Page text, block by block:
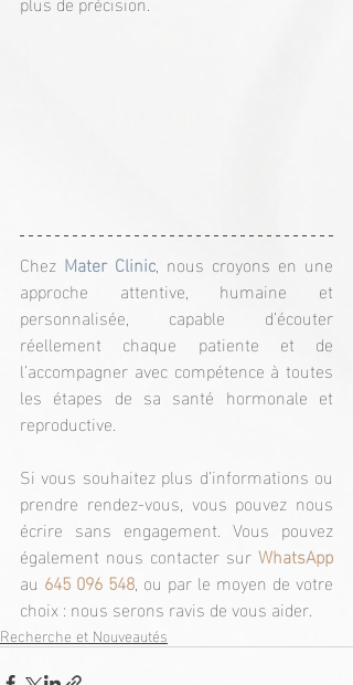
Chez Mater Clinic, nous croyons en une
approche attentive, humaine et
personnalisée, capable d’écouter
réellement chaque patiente et de
l’accompagner avec compétence à toutes
les étapes de sa santé hormonale et
reproductive.
Si vous souhaitez plus d’informations ou
prendre rendez-vous, vous pouvez nous
écrire sans engagement. Vous pouvez
également nous contacter sur WhatsApp
au 645 096 548, ou par le moyen de votre
choix : nous serons ravis de vous aider.
Recherche et Nouveautés